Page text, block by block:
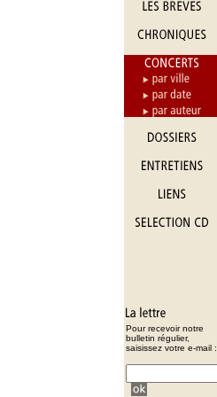
Pour recevoir notre
bulletin régulier,
saisissez votre e-mail :